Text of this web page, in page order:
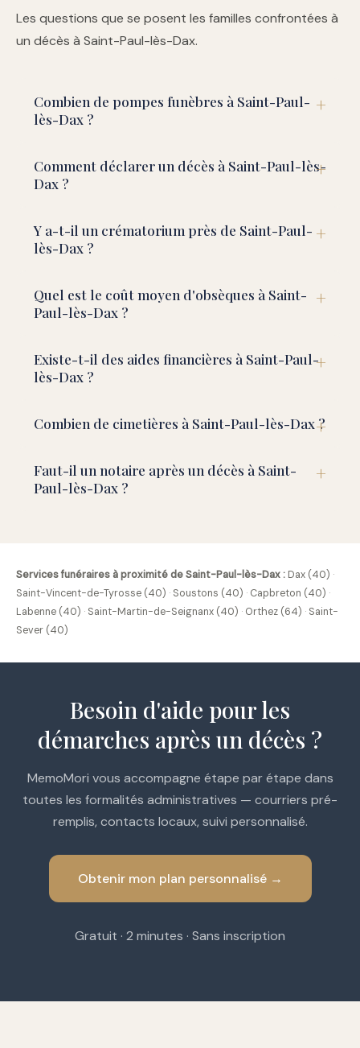
Les questions que se posent les familles confrontées à
un décès à Saint-Paul-lès-Dax.
Combien de pompes funèbres à Saint-Paul-
lès-Dax ?
Comment déclarer un décès à Saint-Paul-lès-
Dax ?
Y a-t-il un crématorium près de Saint-Paul-
lès-Dax ?
Quel est le coût moyen d'obsèques à Saint-
Paul-lès-Dax ?
Existe-t-il des aides financières à Saint-Paul-
lès-Dax ?
Combien de cimetières à Saint-Paul-lès-Dax ?
Faut-il un notaire après un décès à Saint-
Paul-lès-Dax ?
Services funéraires à proximité de Saint-Paul-lès-Dax : Dax (40) ·
Saint-Vincent-de-Tyrosse (40) · Soustons (40) · Capbreton (40) ·
Labenne (40) · Saint-Martin-de-Seignanx (40) · Orthez (64) · Saint-
Sever (40)
Besoin d'aide pour les
démarches après un décès ?
MemoMori vous accompagne étape par étape dans
toutes les formalités administratives — courriers pré-
remplis, contacts locaux, suivi personnalisé.
Obtenir mon plan personnalisé →
Gratuit · 2 minutes · Sans inscription